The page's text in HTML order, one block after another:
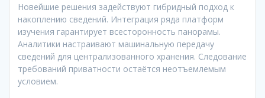
Новейшие решения задействуют гибридный подход к
накоплению сведений. Интеграция ряда платформ
изучения гарантирует всесторонность панорамы.
Аналитики настраивают машинальную передачу
сведений для централизованного хранения. Следование
требований приватности остаётся неотъемлемым
условием.